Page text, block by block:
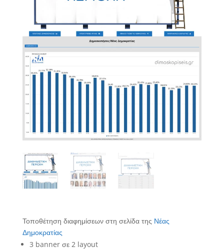
Τοποθέτηση διαφημίσεων στη σελίδα της Νέας
Δημοκρατίας
3 banner σε 2 layout